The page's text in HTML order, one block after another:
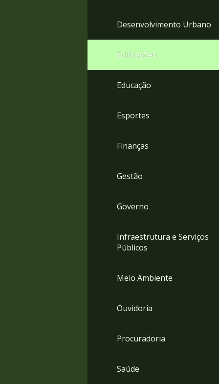
Desenvolvimento Urbano
Edificações
Educação
Esportes
Finanças
Gestão
Governo
Infraestrutura e Serviços
Públicos
Meio Ambiente
Ouvidoria
Procuradoria
Saúde